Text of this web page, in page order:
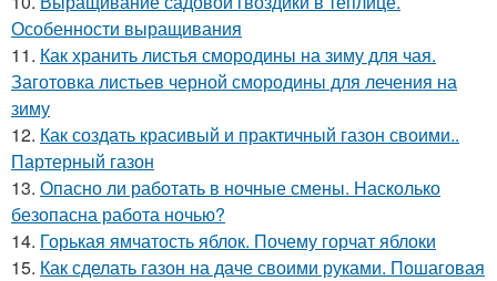
Особенности выращивания
11. Как хранить листья смородины на зиму для чая.
Заготовка листьев черной смородины для лечения на
зиму
12. Как создать красивый и практичный газон своими..
Партерный газон
13. Опасно ли работать в ночные смены. Насколько
безопасна работа ночью?
14. Горькая ямчатость яблок. Почему горчат яблоки
15. Как сделать газон на даче своими руками. Пошаговая